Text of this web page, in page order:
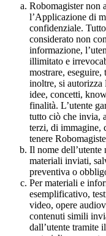
Robomagister non
l’Applicazione di
confidenziale.
considerato non
informazione,
illimitato e
mostrare,
inoltre, si autorizza
idee, concetti,
finalità. L’utente
tutto ciò che invia,
terzi, di immagine,
tenere
Il nome dell’utente
materiali inviati,
preventiva o
Per materiali e
esemplificativo,
video, opere
contenuti simili
dall’utente tramite